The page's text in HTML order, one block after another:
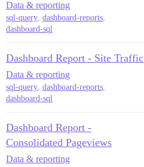
Data & reporting
sql-query dashboard-reports
dashboard-sql
Dashboard Report - Site Traffic
Data & reporting
sql-query dashboard-reports
dashboard-sql
Dashboard Report -
Consolidated Pageviews
Data & reporting